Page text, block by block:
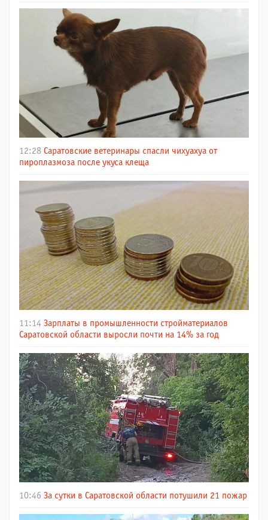
12:28 Саратовские ветеринары спасли чихуахуа от
пироплазмоза после укуса клеща
11:14 Зарплаты в промышленности стройматериалов
Саратовской области выросли почти на 14% за год
10:46 За сутки в Саратовской области потушили 21 пожар